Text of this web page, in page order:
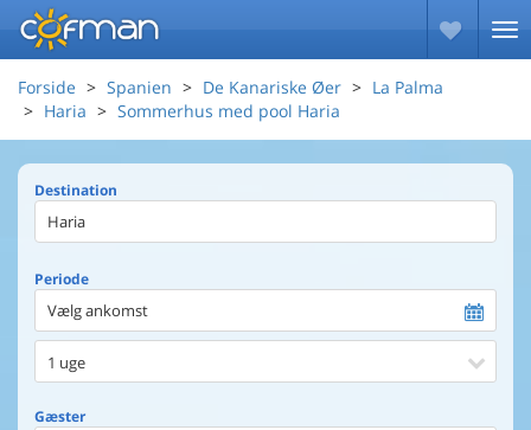
Forside Spanien De Kanariske Øer
La Palma
Haria
Sommerhus med pool Haria
Destination
Periode
Vælg ankomst
1 uge
Gæster